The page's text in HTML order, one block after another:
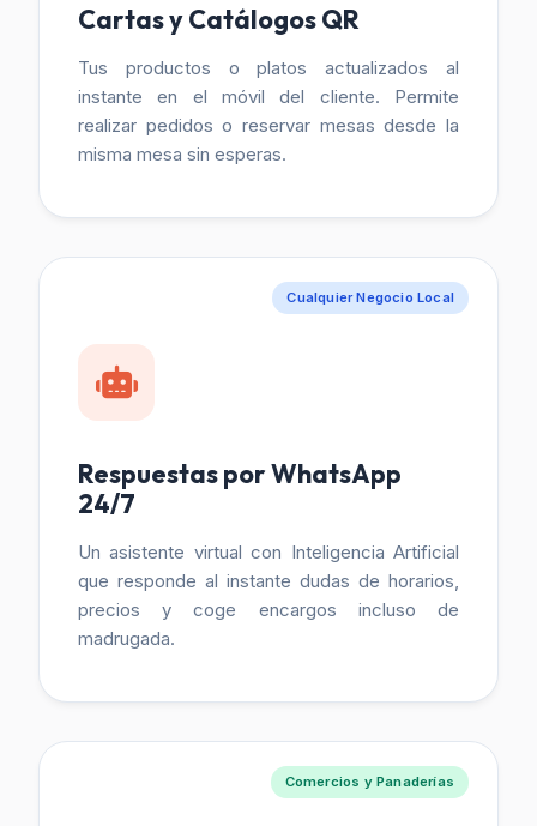
Cartas y Catálogos QR
Tus productos o platos actualizados al
instante en el móvil del cliente. Permite
realizar pedidos o reservar mesas desde la
misma mesa sin esperas.
Cualquier Negocio Local
Respuestas por WhatsApp
24/7
Un asistente virtual con Inteligencia Artificial
que responde al instante dudas de horarios,
precios y coge encargos incluso de
madrugada.
Comercios y Panaderías